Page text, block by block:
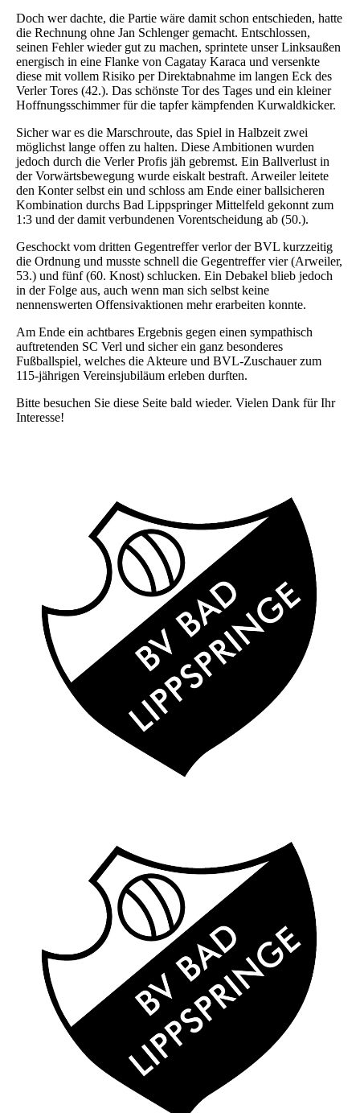
Doch wer dachte, die Partie wäre damit schon entschieden, hatte
die Rechnung ohne Jan Schlenger gemacht. Entschlossen,
seinen Fehler wieder gut zu machen, sprintete unser Linksaußen
energisch in eine Flanke von Cagatay Karaca und versenkte
diese mit vollem Risiko per Direktabnahme im langen Eck des
Verler Tores (42.). Das schönste Tor des Tages und ein kleiner
Hoffnungsschimmer für die tapfer kämpfenden Kurwaldkicker.
Sicher war es die Marschroute, das Spiel in Halbzeit zwei
möglichst lange offen zu halten. Diese Ambitionen wurden
jedoch durch die Verler Profis jäh gebremst. Ein Ballverlust in
der Vorwärtsbewegung wurde eiskalt bestraft. Arweiler leitete
den Konter selbst ein und schloss am Ende einer ballsicheren
Kombination durchs Bad Lippspringer Mittelfeld gekonnt zum
1:3 und der damit verbundenen Vorentscheidung ab (50.).
Geschockt vom dritten Gegentreffer verlor der BVL kurzzeitig
die Ordnung und musste schnell die Gegentreffer vier (Arweiler,
53.) und fünf (60. Knost) schlucken. Ein Debakel blieb jedoch
in der Folge aus, auch wenn man sich selbst keine
nennenswerten Offensivaktionen mehr erarbeiten konnte.
Am Ende ein achtbares Ergebnis gegen einen sympathisch
auftretenden SC Verl und sicher ein ganz besonderes
Fußballspiel, welches die Akteure und BVL-Zuschauer zum
115-jährigen Vereinsjubiläum erleben durften.
Bitte besuchen Sie diese Seite bald wieder. Vielen Dank für Ihr
Interesse!